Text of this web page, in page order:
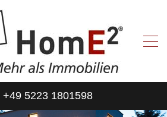
+49 5223 1801598